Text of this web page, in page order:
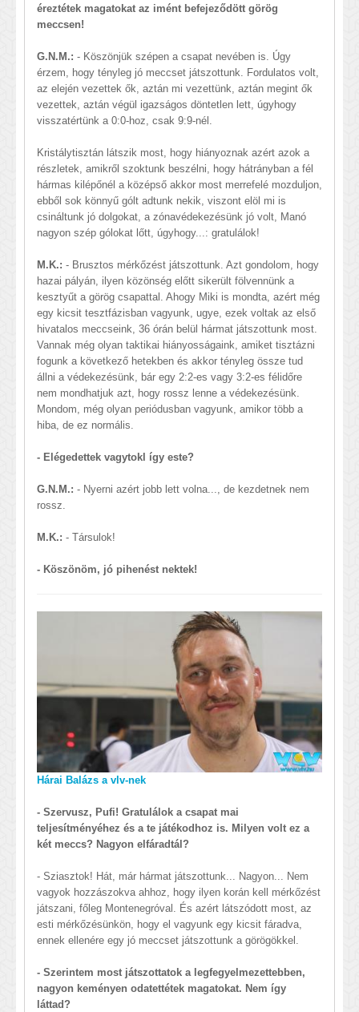
éreztétek magatokat az imént befejeződött görög
meccsen!
G.N.M.: - Köszönjük szépen a csapat nevében is. Úgy
érzem, hogy tényleg jó meccset játszottunk. Fordulatos volt,
az elején vezettek ők, aztán mi vezettünk, aztán megint ők
vezettek, aztán végül igazságos döntetlen lett, úgyhogy
visszatértünk a 0:0-hoz, csak 9:9-nél.
Kristálytisztán látszik most, hogy hiányoznak azért azok a
részletek, amikről szoktunk beszélni, hogy hátrányban a fél
hármas kilépőnél a középső akkor most merrefelé mozduljon,
ebből sok könnyű gólt adtunk nekik, viszont elöl mi is
csináltunk jó dolgokat, a zónavédekezésünk jó volt, Manó
nagyon szép gólokat lőtt, úgyhogy...: gratulálok!
M.K.: - Brusztos mérkőzést játszottunk. Azt gondolom, hogy
hazai pályán, ilyen közönség előtt sikerült fölvennünk a
kesztyűt a görög csapattal. Ahogy Miki is mondta, azért még
egy kicsit tesztfázisban vagyunk, ugye, ezek voltak az első
hivatalos meccseink, 36 órán belül hármat játszottunk most.
Vannak még olyan taktikai hiányosságaink, amiket tisztázni
fogunk a következő hetekben és akkor tényleg össze tud
állni a védekezésünk, bár egy 2:2-es vagy 3:2-es félidőre
nem mondhatjuk azt, hogy rossz lenne a védekezésünk.
Mondom, még olyan periódusban vagyunk, amikor több a
hiba, de ez normális.
- Elégedettek vagytokl így este?
G.N.M.: - Nyerni azért jobb lett volna..., de kezdetnek nem
rossz.
M.K.: - Társulok!
- Köszönöm, jó pihenést nektek!
Hárai Balázs a vlv-nek
- Szervusz, Pufi! Gratulálok a csapat mai
teljesítményéhez és a te játékodhoz is. Milyen volt ez a
két meccs? Nagyon elfáradtál?
- Sziasztok! Hát, már hármat játszottunk... Nagyon... Nem
vagyok hozzászokva ahhoz, hogy ilyen korán kell mérkőzést
játszani, főleg Montenegróval. És azért látszódott most, az
esti mérkőzésünkön, hogy el vagyunk egy kicsit fáradva,
ennek ellenére egy jó meccset játszottunk a görögökkel.
- Szerintem most játszottatok a legfegyelmezettebben,
nagyon keményen odatettétek magatokat. Nem így
láttad?